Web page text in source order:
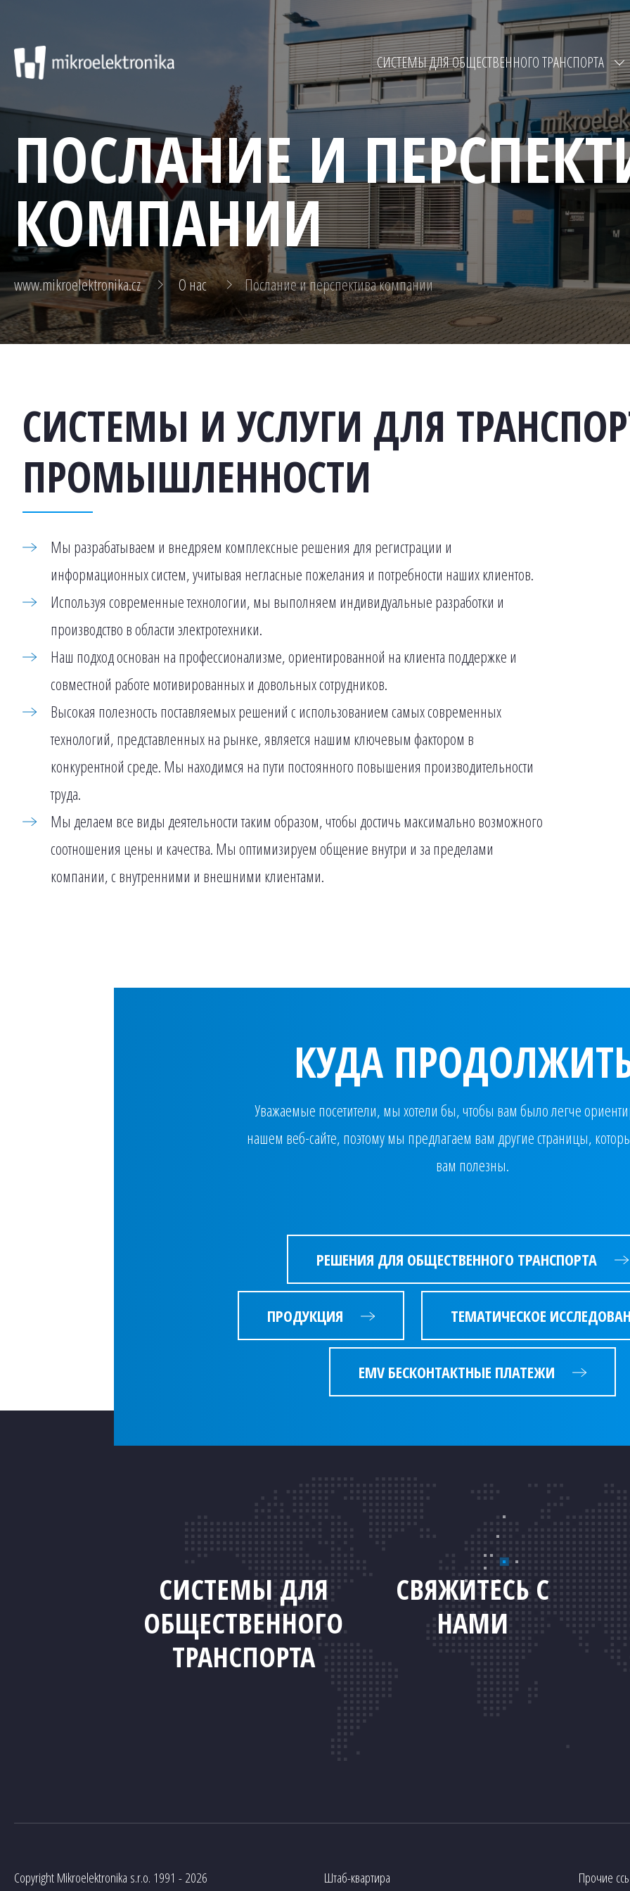
СИСТЕМЫ ДЛЯ ОБЩЕСТВЕННОГО ТРАНСПОРТА
ПОСЛАНИЕ И
КОМПАНИИ
www.mikroelektronika.cz О нас Послание и перспектива компании
СИСТЕМЫ И УСЛУГИ ДЛЯ
ПРОМЫШЛЕННОСТИ
Мы разрабатываем и внедряем комплексные решения для регистрации и
информационных систем, учитывая негласные пожелания и потребности наших клиентов.
Используя современные технологии, мы выполняем индивидуальные разработки и
производство в области электротехники.
Наш подход основан на профессионализме, ориентированной на клиента поддержке и
совместной работе мотивированных и довольных сотрудников.
Высокая полезность поставляемых решений с использованием самых современных
технологий, представленных на рынке, является нашим ключевым фактором в
конкурентной среде. Мы находимся на пути постоянного повышения производительности
труда.
Мы делаем все виды деятельности таким образом, чтобы достичь максимально возможного
соотношения цены и качества. Мы оптимизируем общение внутри и за пределами
компании, с внутренними и внешними клиентами.
КУДА
Уважаемые посетители, мы хотели бы, чтобы вам было легче
нашем веб-сайте, поэтому мы предлагаем вам другие страницы,
вам полезны.
РЕШЕНИЯ ДЛЯ ОБЩЕСТВЕННОГО ТРАНСПОРТА
ПРОДУКЦИЯ ТЕМАТИЧЕСКОЕ
EMV БЕСКОНТАКТНЫЕ ПЛАТЕЖИ
СИСТЕМЫ ДЛЯ
ОБЩЕСТВЕННОГО
ТРАНСПОРТА
СВЯЖИТЕСЬ С
НАМИ
Copyright Mikroelektronika s.r.o. 1991 - 2026 Штаб-квартира Прочие